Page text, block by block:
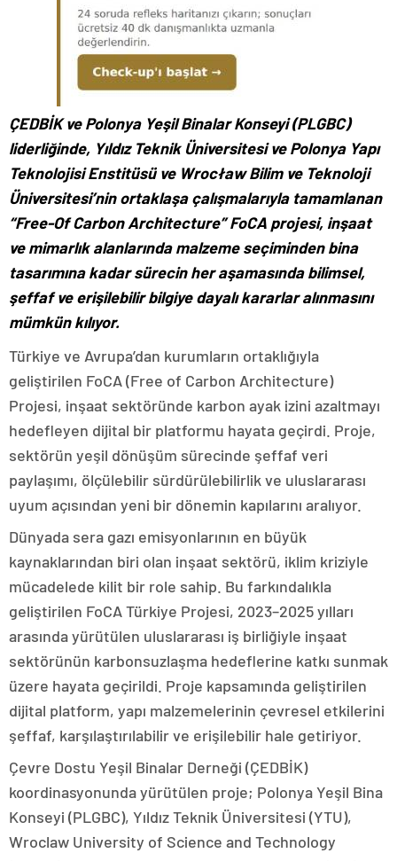
ÇEDBİK ve Polonya Yeşil Binalar Konseyi (PLGBC)
liderliğinde, Yıldız Teknik Üniversitesi ve Polonya Yapı
Teknolojisi Enstitüsü ve Wrocław Bilim ve Teknoloji
Üniversitesi’nin ortaklaşa çalışmalarıyla tamamlanan
“Free-Of Carbon Architecture” FoCA projesi, inşaat
ve mimarlık alanlarında malzeme seçiminden bina
tasarımına kadar sürecin her aşamasında bilimsel,
şeffaf ve erişilebilir bilgiye dayalı kararlar alınmasını
mümkün kılıyor.
Türkiye ve Avrupa’dan kurumların ortaklığıyla
geliştirilen FoCA (Free of Carbon Architecture)
Projesi, inşaat sektöründe karbon ayak izini azaltmayı
hedefleyen dijital bir platformu hayata geçirdi. Proje,
sektörün yeşil dönüşüm sürecinde şeffaf veri
paylaşımı, ölçülebilir sürdürülebilirlik ve uluslararası
uyum açısından yeni bir dönemin kapılarını aralıyor.
Dünyada sera gazı emisyonlarının en büyük
kaynaklarından biri olan inşaat sektörü, iklim kriziyle
mücadelede kilit bir role sahip. Bu farkındalıkla
geliştirilen FoCA Türkiye Projesi, 2023–2025 yılları
arasında yürütülen uluslararası iş birliğiyle inşaat
sektörünün karbonsuzlaşma hedeflerine katkı sunmak
üzere hayata geçirildi. Proje kapsamında geliştirilen
dijital platform, yapı malzemelerinin çevresel etkilerini
şeffaf, karşılaştırılabilir ve erişilebilir hale getiriyor.
Çevre Dostu Yeşil Binalar Derneği (ÇEDBİK)
koordinasyonunda yürütülen proje; Polonya Yeşil Bina
Konseyi (PLGBC), Yıldız Teknik Üniversitesi (YTU),
Wroclaw University of Science and Technology